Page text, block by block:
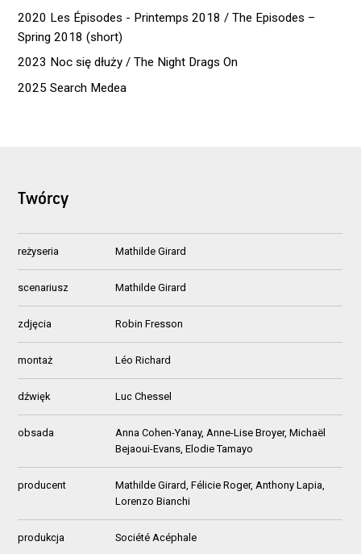
2020 Les Épisodes - Printemps 2018 / The Episodes –
Spring 2018 (short)
2023 Noc się dłuży / The Night Drags On
2025 Search Medea
Twórcy
reżyseria Mathilde Girard
scenariusz Mathilde Girard
zdjęcia Robin Fresson
montaż Léo Richard
dźwięk Luc Chessel
obsada
Anna Cohen-Yanay, Anne-Lise Broyer, Michaël
Bejaoui-Evans, Elodie Tamayo
producent
Mathilde Girard, Félicie Roger, Anthony Lapia,
Lorenzo Bianchi
produkcja Société Acéphale